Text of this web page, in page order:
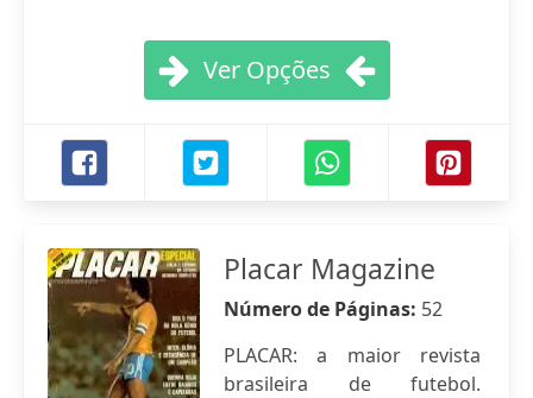
Ver Opções
Placar Magazine
Número de Páginas: 52
PLACAR: a maior revista
brasileira de futebol.